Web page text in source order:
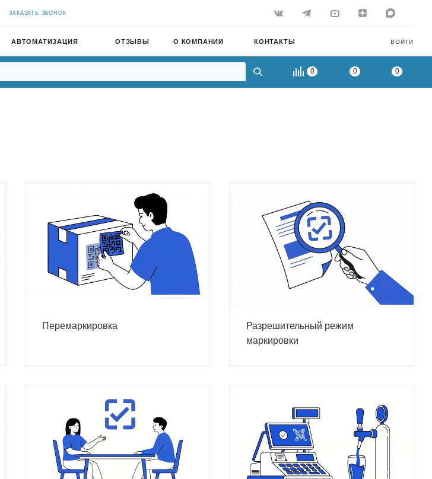
ЗАКАЗАТЬ ЗВОНОК
ВОЙТИ
АВТОМАТИЗАЦИЯ ОТЗЫВЫ О КОМПАНИИ КОНТАКТЫ
0 0 0
Перемаркировка
Разрешительный режим
маркировки